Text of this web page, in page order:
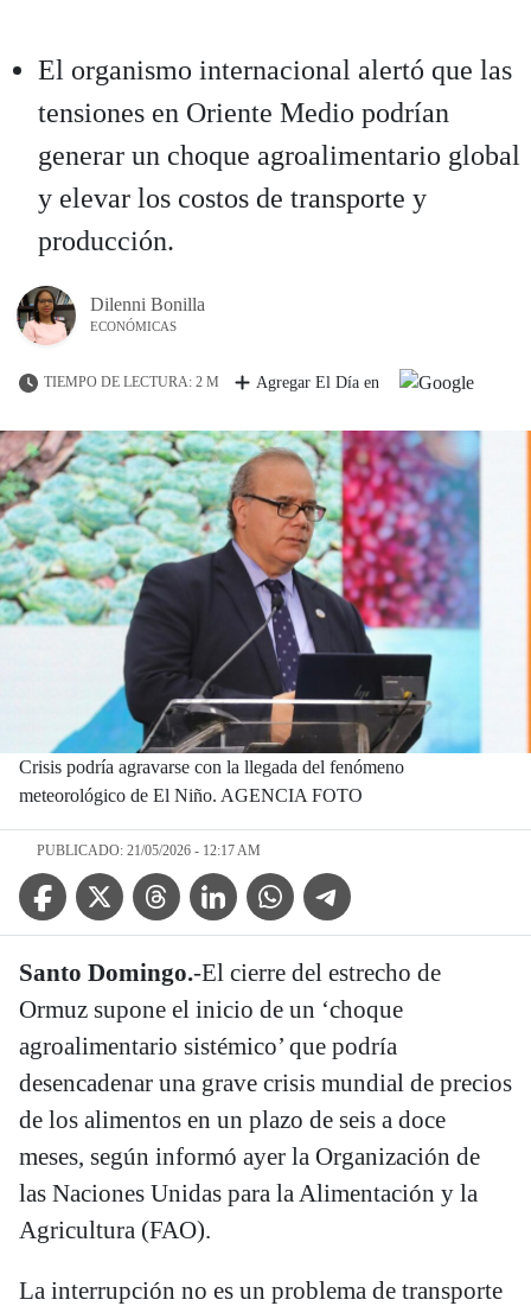
El organismo internacional alertó que las
tensiones en Oriente Medio podrían
generar un choque agroalimentario global
y elevar los costos de transporte y
producción.
Dilenni Bonilla
ECONÓMICAS
TIEMPO DE LECTURA: 2 M Agregar El Día en
Crisis podría agravarse con la llegada del fenómeno
meteorológico de El Niño. AGENCIA FOTO
PUBLICADO: 21/05/2026 - 12:17 AM
Facebook IconTwitter IconThreads IconLinkedin IconWhatsApp IconTelegram Icon
Santo Domingo.-El cierre del estrecho de
Ormuz supone el inicio de un ‘choque
agroalimentario sistémico’ que podría
desencadenar una grave crisis mundial de precios
de los alimentos en un plazo de seis a doce
meses, según informó ayer la Organización de
las Naciones Unidas para la Alimentación y la
Agricultura (FAO).
La interrupción no es un problema de transporte